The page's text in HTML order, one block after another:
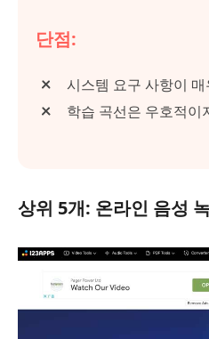
단점:
시스템 요구 사항이
학습 곡선은 우호적이
상위 5개: 온라인 음성